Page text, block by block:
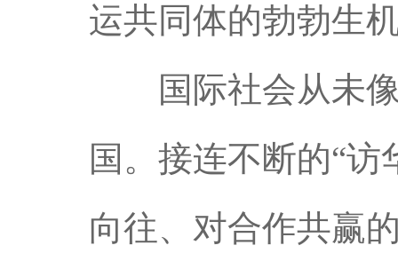
运共同体的勃勃生
国际社会从未像
国。接连不断的“
向往、对合作共赢